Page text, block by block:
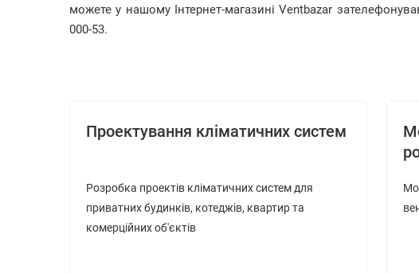
можете у нашому Інтернет-магазині Ventbazar
000-53.
Проектування кліматичних систем
Розробка проектів кліматичних систем для
приватних будинків, котеджів, квартир та
комерційних об'єктів